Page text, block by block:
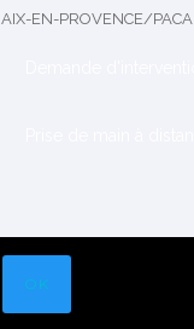
AIX-EN-PROVENCE/PACA
OK